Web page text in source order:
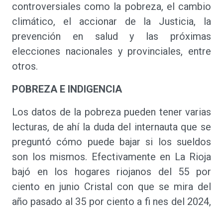
controversiales como la pobreza, el cambio
climático, el accionar de la Justicia, la
prevención en salud y las próximas
elecciones nacionales y provinciales, entre
otros.
POBREZA E INDIGENCIA
Los datos de la pobreza pueden tener varias
lecturas, de ahí la duda del internauta que se
preguntó cómo puede bajar si los sueldos
son los mismos. Efectivamente en La Rioja
bajó en los hogares riojanos del 55 por
ciento en junio Cristal con que se mira del
año pasado al 35 por ciento a fi nes del 2024,